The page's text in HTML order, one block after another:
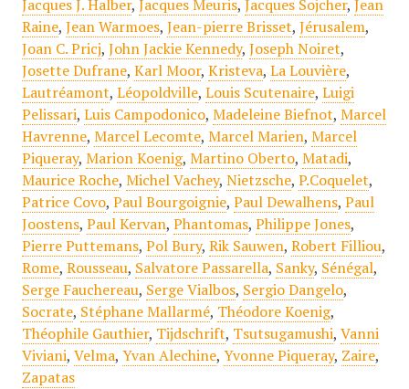
Jacques J. Halber, Jacques Meuris, Jacques Sojcher, Jean
Raine, Jean Warmoes, Jean-pierre Brisset, Jérusalem,
Joan C. Pricj, John Jackie Kennedy, Joseph Noiret,
Josette Dufrane, Karl Moor, Kristeva, La Louvière,
Lautréamont, Léopoldville, Louis Scutenaire, Luigi
Pelissari, Luis Campodonico, Madeleine Biefnot, Marcel
Havrenne, Marcel Lecomte, Marcel Marien, Marcel
Piqueray, Marion Koenig, Martino Oberto, Matadi,
Maurice Roche, Michel Vachey, Nietzsche, P.Coquelet,
Patrice Covo, Paul Bourgoignie, Paul Dewalhens, Paul
Joostens, Paul Kervan, Phantomas, Philippe Jones,
Pierre Puttemans, Pol Bury, Rik Sauwen, Robert Filliou,
Rome, Rousseau, Salvatore Passarella, Sanky, Sénégal,
Serge Fauchereau, Serge Vialbos, Sergio Dangelo,
Socrate, Stéphane Mallarmé, Théodore Koenig,
Théophile Gauthier, Tijdschrift, Tsutsugamushi, Vanni
Viviani, Velma, Yvan Alechine, Yvonne Piqueray, Zaire,
Zapatas